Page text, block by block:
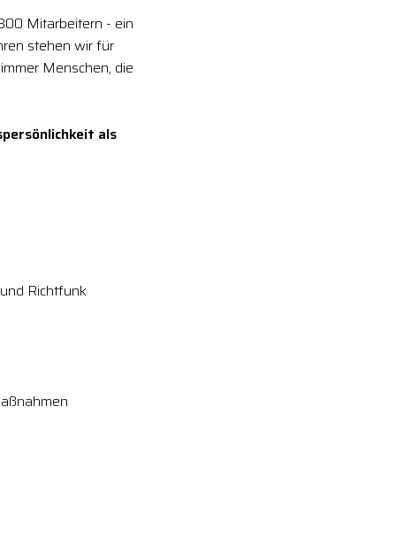
Mitarbeitern - ein
stehen wir für
Menschen, die
als
Richtfunk